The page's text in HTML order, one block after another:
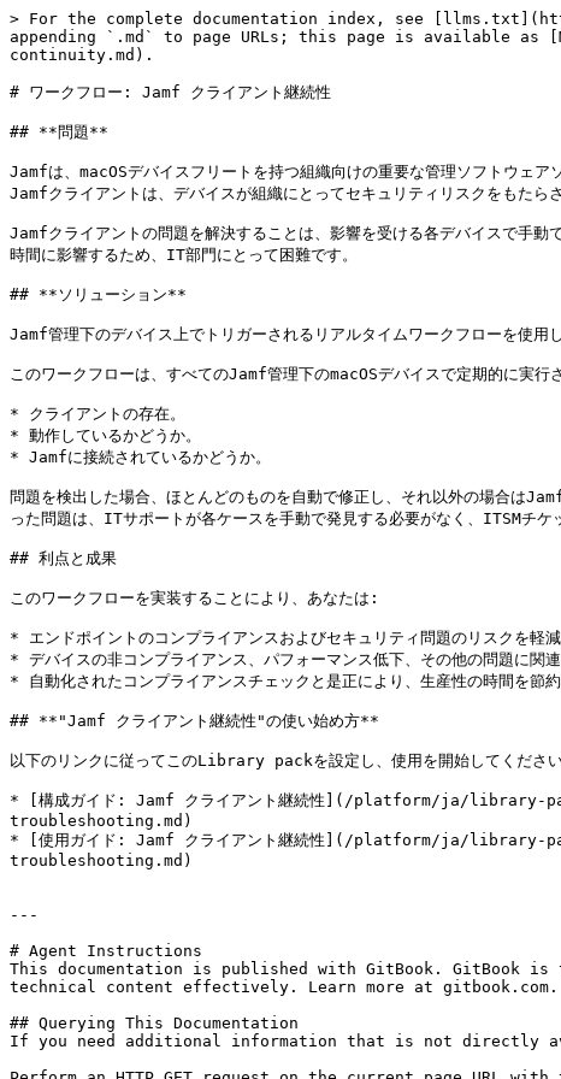
> For the complete documentation index, see
appending `.md` to page URLs; this page is available as
continuity.md).
# ワークフロー: Jamf クライアント継続性
## **問題**
Jamfは、macOSデバイスフリートを持つ組織向けの重要な管理ソフトウェ
Jamfクライアントは、デバイスが組織にとってセキュリティリスクをもたら
Jamfクライアントの問題を解決することは、影響を受ける各デバイスで手
時間に影響するため、IT部門にとって困難です。
## **ソリューション**
Jamf管理下のデバイス上でトリガーされるリアルタイムワークフローを使用
このワークフローは、すべてのJamf管理下のmacOSデバイスで定期的に実
* クライアントの存在。
* 動作しているかどうか。
* Jamfに接続されているかどうか。
問題を検出した場合、ほとんどのものを自動で修正し、それ以外の場合は
った問題は、ITサポートが各ケースを手動で発見する必要がなく、ITSMチケ
## 利点と成果
このワークフローを実装することにより、あなたは:
* エンドポイントのコンプライアンスおよびセキュリティ問題のリスクを軽
* デバイスの非コンプライアンス、パフォーマンス低下、その他の問題に関
* 自動化されたコンプライアンスチェックと是正により、生産性の時間を節
## **"Jamf クライアント継続性"の使い始め方**
以下のリンクに従ってこのLibrary packを設定し、使用を開始してください
* [構成ガイド: Jamf クライアント継続性](/platform/ja/
troubleshooting.md)
* [使用ガイド: Jamf クライアント継続性](/platform/ja/
troubleshooting.md)
---
# Agent Instructions
This documentation is published with GitBook. GitBook is
technical content effectively. Learn more at gitbook.com.
## Querying This Documentation
If you need additional information that is not directly